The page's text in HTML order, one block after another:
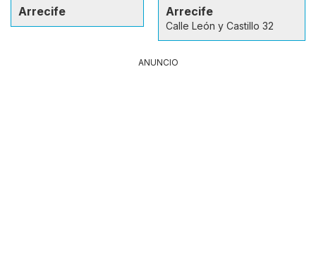
Arrecife
Arrecife
Calle León y Castillo 32
ANUNCIO